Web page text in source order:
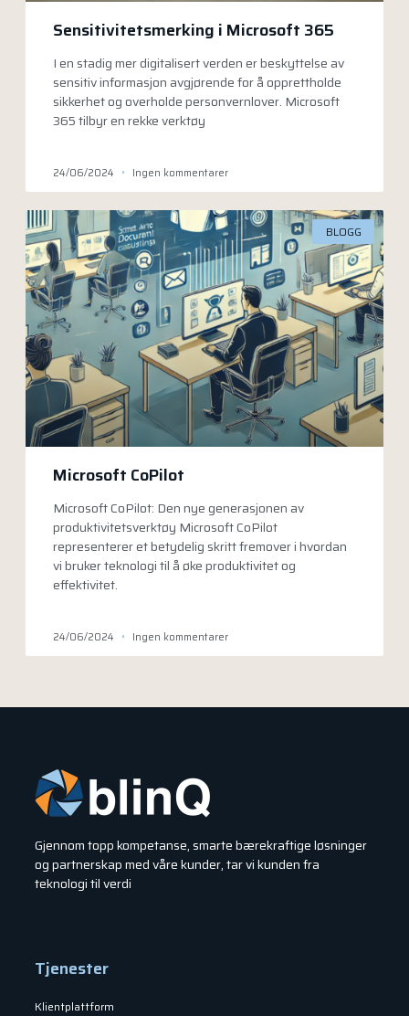
Sensitivitetsmerking i Microsoft 365
I en stadig mer digitalisert verden er beskyttelse av
sensitiv informasjon avgjørende for å opprettholde
sikkerhet og overholde personvernlover. Microsoft
365 tilbyr en rekke verktøy
24/06/2024 Ingen kommentarer
BLOGG
Microsoft CoPilot
Microsoft CoPilot: Den nye generasjonen av
produktivitetsverktøy Microsoft CoPilot
representerer et betydelig skritt fremover i hvordan
vi bruker teknologi til å øke produktivitet og
effektivitet.
24/06/2024 Ingen kommentarer
Gjennom topp kompetanse, smarte bærekraftige løsninger
og partnerskap med våre kunder, tar vi kunden fra
teknologi til verdi
Tjenester
Klientplattform